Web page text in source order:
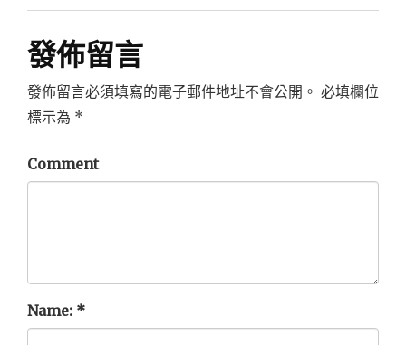
導
覽
發佈留言
發佈留言必須填寫的電子郵件地址不會公開。 必填欄位
標示為 *
Comment
Name: *